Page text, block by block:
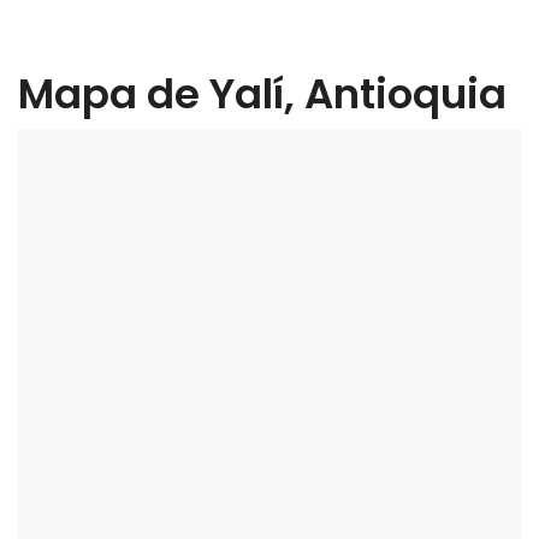
Mapa de Yalí, Antioquia